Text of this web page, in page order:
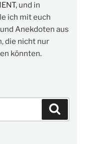
, und in
ich mit euch
Anekdoten aus
die nicht nur
könnten.